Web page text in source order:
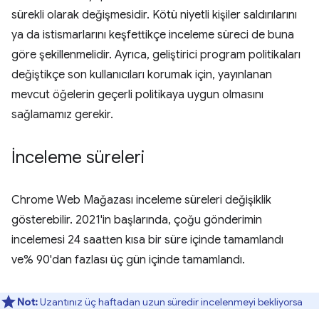
sürekli olarak değişmesidir. Kötü niyetli kişiler saldırılarını
ya da istismarlarını keşfettikçe inceleme süreci de buna
göre şekillenmelidir. Ayrıca, geliştirici program politikaları
değiştikçe son kullanıcıları korumak için, yayınlanan
mevcut öğelerin geçerli politikaya uygun olmasını
sağlamamız gerekir.
İnceleme süreleri
Chrome Web Mağazası inceleme süreleri değişiklik
gösterebilir. 2021'in başlarında, çoğu gönderimin
incelemesi 24 saatten kısa bir süre içinde tamamlandı
ve% 90'dan fazlası üç gün içinde tamamlandı.
Not:Uzantınız üç haftadan uzun süredir incelenmeyi bekliyorsa